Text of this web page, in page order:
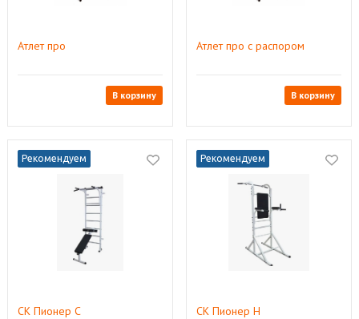
Атлет про
В корзину
Атлет про с распором
В корзину
Рекомендуем
СК Пионер С
Рекомендуем
СК Пионер Н